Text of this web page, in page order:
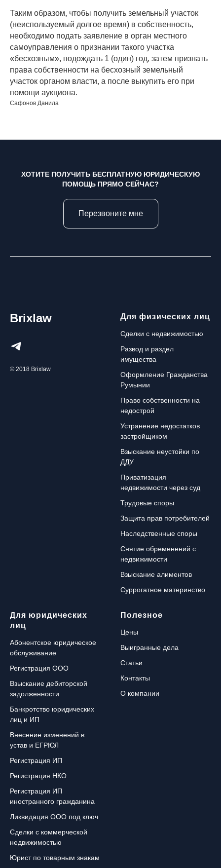
Таким образом, чтобы получить земельный участок
(неиспользуемый долгое время) в собственность,
необходимо подать заявление в орган местного
самоуправления о признании такого участка
«бесхозным», подождать 1 (один) год, затем признать
права собственности на бесхозный земельный
участок органом власти, а после выкупить его при
помощи аукциона.
Сафонов Данила
ХОТИТЕ ПОЛУЧИТЬ БЕСПЛАТНУЮ ЮРИДИЧЕСКУЮ
ПОМОЩЬ ПРЯМО СЕЙЧАС?
Перезвоните мне
Brixlaw
© 2018 Brixlaw
Для физических лиц
Сделки с недвижимостью
Развод и раздел
имущества
Оформление Гражданства
Румынии
Право собственности на
недострой
Устранение недостатков
застройщиком
Взыскание неустойки по
ДДУ
Приватизация
недвижимости через суд
Трудовые споры
Защита прав потребителей
Наследственные споры
Снятие обременений с
недвижимости
Взыскание алиментов
Суррогатное материнство
Для юридических
лиц
Абонентское юридическое
обслуживание
Регистрация ООО
Взыскание дебиторской
задолженности
Банкротство юридических
лиц и ИП
Внесение изменений в
устав и ЕГРЮЛ
Регистрация ИП
Регистрация НКО
Регистрация ИП
иностранного гражданина
Ликвидация ООО под ключ
Сделки с коммерческой
недвижимостью
Юрист по товарным знакам
Полезное
Цены
Выигранные дела
Статьи
Контакты
О компании